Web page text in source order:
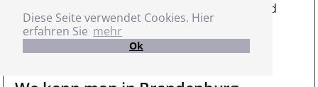
Diese Seite verwendet Cookies. Hier
erfahren Sie mehr
Ok
Diese Branchen prägen den Stellenmarkt in Land
Brandenburg und bieten eine Vielzahl von
Beschäftigungsmöglichkeiten in verschiedenen